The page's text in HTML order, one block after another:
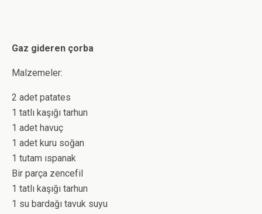
Gaz gideren çorba
Malzemeler:
2 adet patates
1 tatlı kaşığı tarhun
1 adet havuç
1 adet kuru soğan
1 tutam ıspanak
Bir parça zencefil
1 tatlı kaşığı tarhun
1 su bardağı tavuk suyu